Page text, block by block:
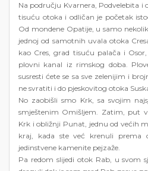
Na području Kvarnera, Podvelebita
tisuću otoka i odličan je početak
Od mondene Opatije, u samo
jednoj od samotnih uvala otoka
kao Cres, grad tisuću palača i
plovni kanal iz rimskog doba.
susresti ćete se sa sve zelenijim i
ne svratiti i do pjeskovitog otoka
No zaobišli smo Krk, sa svojim
smještenim Omišljem. Zatim, put
Krk i obližnji Punat, jednu od većih
kraj, kada ste već krenuli prema
jedinstvene kamenite pejzaže.
Pa redom slijedi otok Rab, u svom